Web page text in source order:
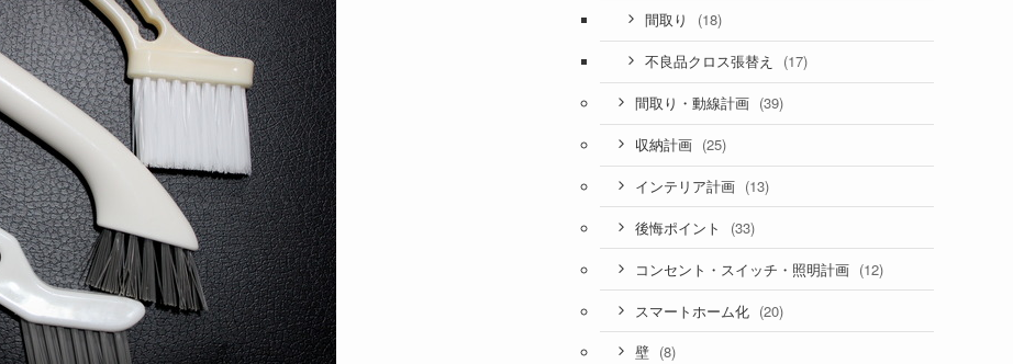
間取り (18)
不良品クロス張替え (17)
間取り・動線計画 (39)
収納計画 (25)
インテリア計画 (13)
後悔ポイント (33)
コンセント・スイッチ・照明計画 (12)
スマートホーム化 (20)
壁 (8)